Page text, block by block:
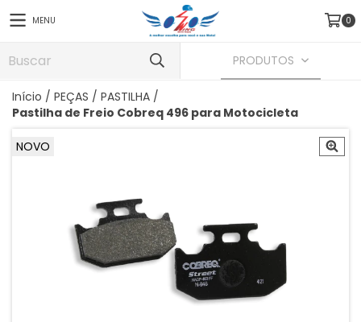
MENU 0
PRODUTOS
Início / PEÇAS / PASTILHA /
Pastilha de Freio Cobreq 496 para Motocicleta
NOVO